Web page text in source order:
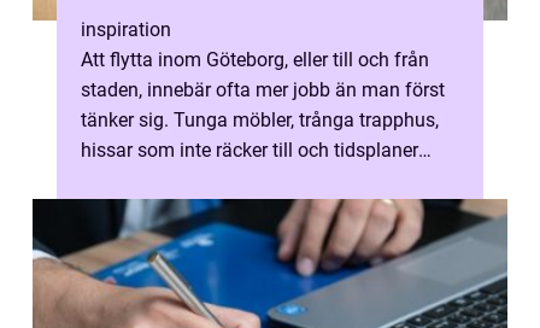
inspiration
Att flytta inom Göteborg, eller till och från
staden, innebär ofta mer jobb än man först
tänker sig. Tunga möbler, trånga trapphus,
hissar som inte räcker till och tidsplaner